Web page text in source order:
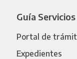
Guía Servicios
Portal de
Expedientes